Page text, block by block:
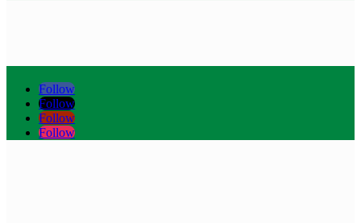
Follow
Follow
Follow
Follow